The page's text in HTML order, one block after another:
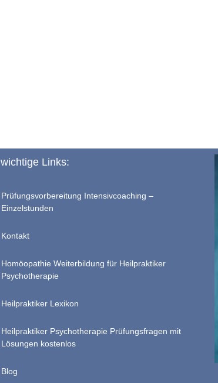
wichtige Links:
Prüfungsvorbereitung Intensivcoaching –
Einzelstunden
Kontakt
Homöopathie Weiterbildung für Heilpraktiker
Psychotherapie
Heilpraktiker Lexikon
Heilpraktiker Psychotherapie Prüfungsfragen mit
Lösungen kostenlos
Blog